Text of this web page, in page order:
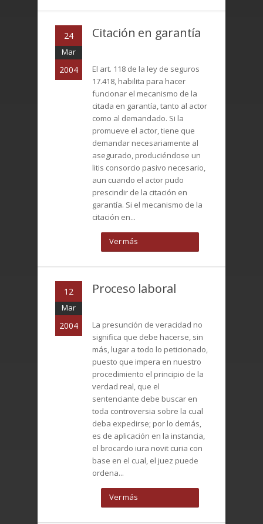
24
Mar
2004
Citación en garantía
El art. 118 de la ley de seguros
17.418, habilita para hacer
funcionar el mecanismo de la
citada en garantía, tanto al actor
como al demandado. Si la
promueve el actor, tiene que
demandar necesariamente al
asegurado, produciéndose un
litis consorcio pasivo necesario,
aun cuando el actor pudo
prescindir de la citación en
garantía. Si el mecanismo de la
citación en...
Ver más
12
Mar
2004
Proceso laboral
La presunción de veracidad no
significa que debe hacerse, sin
más, lugar a todo lo peticionado,
puesto que impera en nuestro
procedimiento el principio de la
verdad real, que el
sentenciante debe buscar en
toda controversia sobre la cual
deba expedirse; por lo demás,
es de aplicación en la instancia,
el brocardo iura novit curia con
base en el cual, el juez puede
ordena...
Ver más